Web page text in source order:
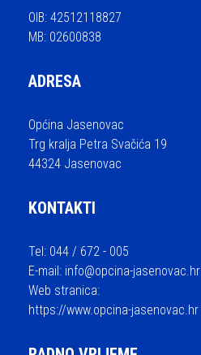
OIB: 42512118827
MB: 02600838
ADRESA
Općina Jasenovac
Trg kralja Petra Svačića 19
44324 Jasenovac
KONTAKTI
Tel: 044 / 672 - 005
E-mail: info@opcina-jasenovac.hr
Web stranica:
https://www.opcina-jasenovac.hr